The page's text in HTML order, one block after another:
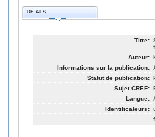
DÉTAILS
Titre:
Auteur:
Informations sur la publication:
Statut de publication:
Sujet CREF:
Langue:
Identificateurs: